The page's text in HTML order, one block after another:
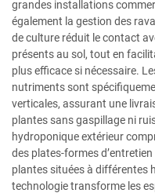
grandes installations
également la gestion des
de culture réduit le contact
présents au sol, tout en
plus efficace si nécessaire.
nutriments sont
verticales, assurant une
plantes sans gaspillage ni
hydroponique extérieur
des plates-formes
plantes situées à différentes
technologie transforme les